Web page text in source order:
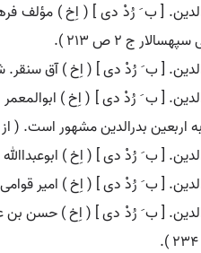
[ ب َ رُدْ دی ] ( اِخ ) مؤلف
ج 2 ص 213 ).
[ ب َ رُدْ دی ] ( اِخ ) آق سنقر. ششمین تن از شاهان
اربعین بدرالدین مشهور است. (
[ ب َ رُدْ دی ] ( اِخ ) ابوعبداﷲ
[ ب َ رُدْ دی ] ( اِخ ) امیر قوامی رازی. از